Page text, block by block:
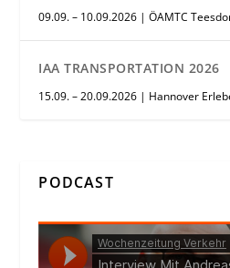
09.09. – 10.09.2026 | ÖAMTC
IAA TRANSPORTATION 2026
15.09. – 20.09.2026 | Hannover
PODCAST